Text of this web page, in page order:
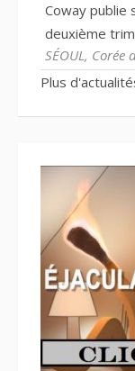
Coway publie
deuxième
SÉOUL,
Plus